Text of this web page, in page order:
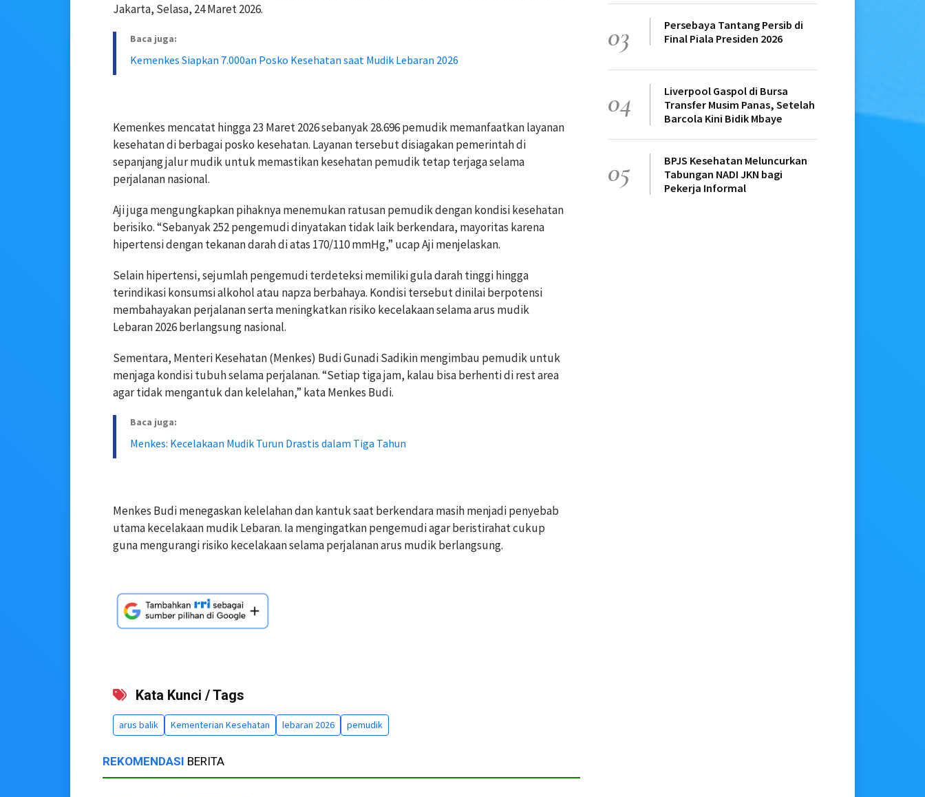
Jakarta, Selasa, 24 Maret 2026.
Baca juga:
Kemenkes Siapkan 7.000an Posko Kesehatan saat Mudik Lebaran 2026
Kemenkes mencatat hingga 23 Maret 2026 sebanyak 28.696 pemudik memanfaatkan layanan
kesehatan di berbagaiposko kesehatan. Layanan tersebut disiagakan pemerintah di
sepanjang jalur mudik untuk memastikan kesehatan pemudik tetap terjaga selama
perjalanan nasional.
Aji juga mengungkapkan pihaknya menemukan ratusan pemudik dengan kondisi kesehatan
berisiko. “Sebanyak 252 pengemudi dinyatakan tidak laik berkendara, mayoritas karena
hipertensi dengan tekanan darah di atas 170/110 mmHg,” ucap Aji menjelaskan.
Selain hipertensi, sejumlah pengemudi terdeteksi memiliki gula darah tinggi hingga
terindikasi konsumsi alkohol atau napza berbahaya. Kondisi tersebut dinilai berpotensi
membahayakan perjalanan serta meningkatkan risiko kecelakaan selama arus mudik
Lebaran 2026 berlangsung nasional.
Sementara, Menteri Kesehatan (Menkes) Budi Gunadi Sadikin mengimbau pemudik untuk
menjaga kondisi tubuh selama perjalanan. “Setiap tiga jam, kalau bisa berhenti di rest area
agar tidak mengantuk dan kelelahan,” kata Menkes Budi.
Baca juga:
Menkes: Kecelakaan Mudik Turun Drastis dalam Tiga Tahun
Menkes Budi menegaskan kelelahan dan kantuk saat berkendara masih menjadi penyebab
utama kecelakaan mudik Lebaran. Ia mengingatkan pengemudi agar beristirahat cukup
guna mengurangi risiko kecelakaan selama perjalanan arus mudik berlangsung.
Kata Kunci / Tags
arus balik Kementerian Kesehatan lebaran 2026 pemudik
REKOMENDASI BERITA
03
Persebaya Tantang Persib di
Final Piala Presiden 2026
04
Liverpool Gaspol di Bursa
Transfer Musim Panas, Setelah
Barcola Kini Bidik Mbaye
05
BPJS Kesehatan Meluncurkan
Tabungan NADI JKN bagi
Pekerja Informal